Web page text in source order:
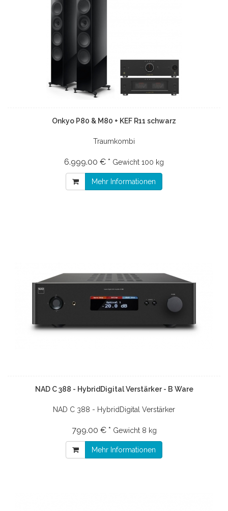
Onkyo P80 & M80 + KEF R11 schwarz
Traumkombi
6.999.00 € * Gewicht 100 kg
Mehr Informationen
NAD C 388 - HybridDigital Verstärker - B Ware
NAD C 388 - HybridDigital Verstärker
799.00 € * Gewicht 8 kg
Mehr Informationen